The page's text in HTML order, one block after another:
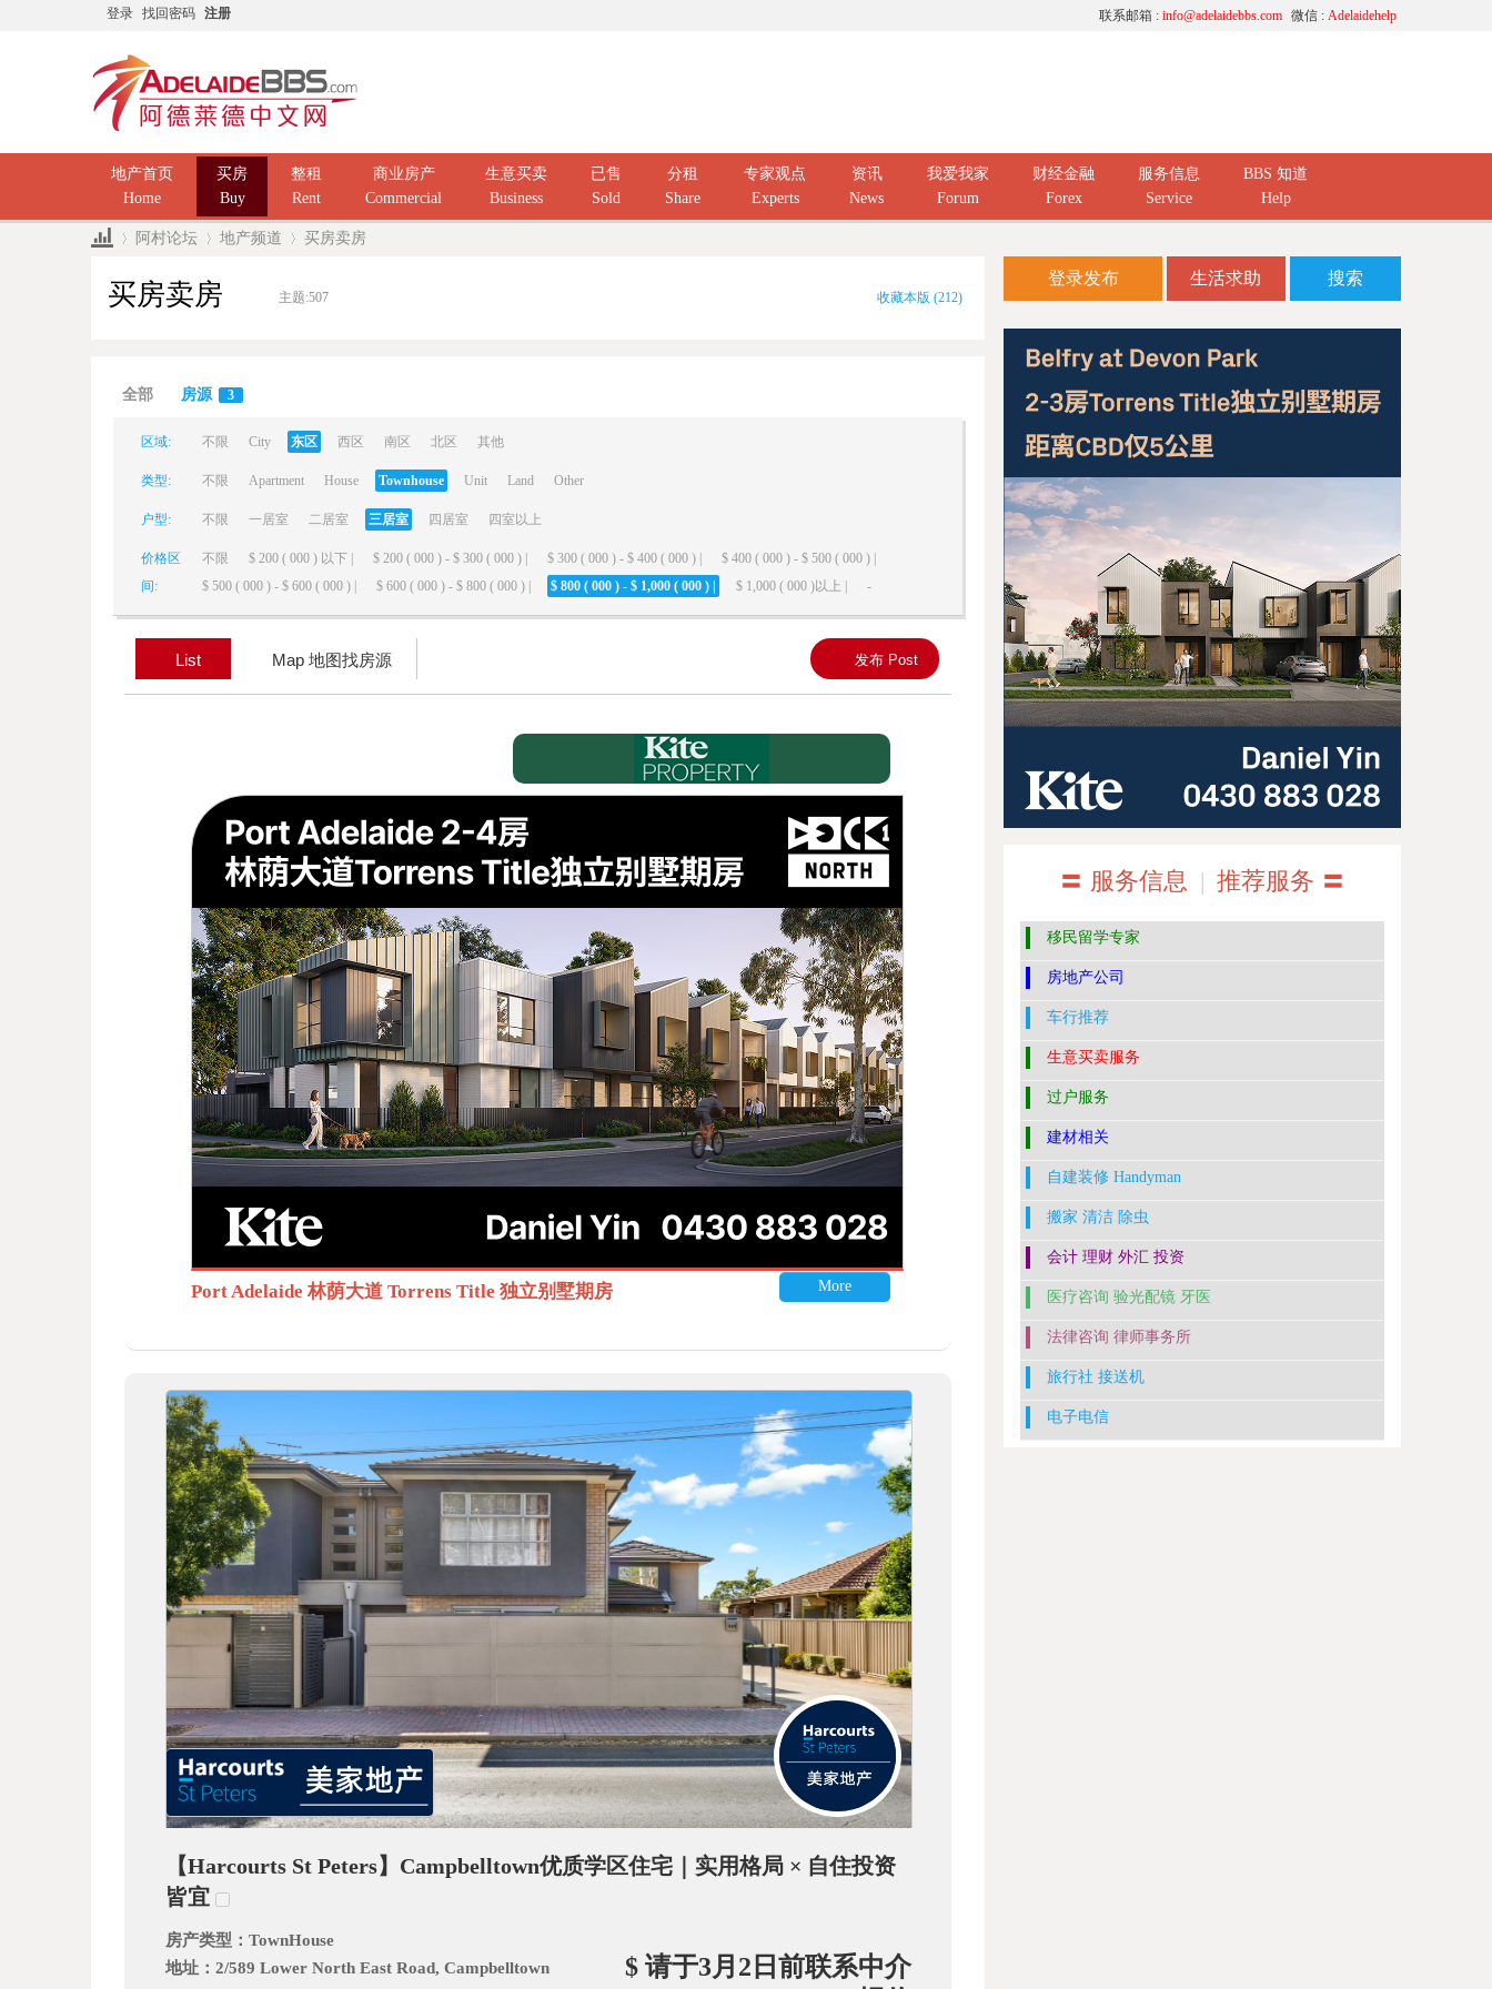
登录 找回密码 注册 微信 : Adelaidehelp
联系邮箱 : info@adelaidebbs.com
地产首页
Home
买房
Buy
整租
Rent
商业房产
Commercial
生意买卖
Business
已售
Sold
分租
Share
专家观点
Experts
资讯
News
我爱我家
Forum
财经金融
Forex
服务信息
Service
BBS 知道
Help
阿村论坛 地产频道 买房卖房
买房卖房 主题:507 收藏本版 (212)
全部 房源 3
区域: 不限 City 东区 西区 南区 北区 其他
类型: 不限 Apartment House Townhouse Unit Land Other
户型: 不限 一居室 二居室 三居室 四居室 四室以上
价格区
间:
不限 $ 200 ( 000 ) 以下 | $ 200 ( 000 ) - $ 300 ( 000 ) | $ 300 ( 000 ) - $ 400 ( 000 ) |
$ 400 ( 000 ) - $ 500 ( 000 ) |
$ 500 ( 000 ) - $ 600 ( 000 ) |
$ 600 ( 000 ) - $ 800 ( 000 ) | $ 800 ( 000 ) - $ 1,000 ( 000 ) | $ 1,000 ( 000 )以上 | -
List Map 地图找房源 发布 Post
Port Adelaide 林荫大道 Torrens Title 独立别墅期房 More
【Harcourts St Peters】Campbelltown优质学区住宅｜实用格局 × 自住投资
皆宜
房产类型：TownHouse
地址：2/589 Lower North East Road, Campbelltown
$ 请于3月2日前联系中介
登录发布 生活求助 搜索
〓 服务信息 | 推荐服务 〓
移民留学专家
房地产公司
车行推荐
生意买卖服务
过户服务
建材相关
自建装修 Handyman
搬家 清洁 除虫
会计 理财 外汇 投资
医疗咨询 验光配镜 牙医
法律咨询 律师事务所
旅行社 接送机
电子电信